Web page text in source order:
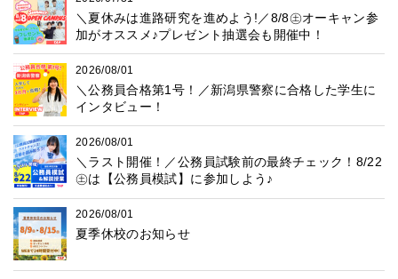
＼夏休みは進路研究を進めよう!／8/8㊏オーキャン参
加がオススメ♪プレゼント抽選会も開催中！
2026/08/01
＼公務員合格第1号！／新潟県警察に合格した学生に
インタビュー！
2026/08/01
＼ラスト開催！／公務員試験前の最終チェック！8/22
㊏は【公務員模試】に参加しよう♪
2026/08/01
夏季休校のお知らせ